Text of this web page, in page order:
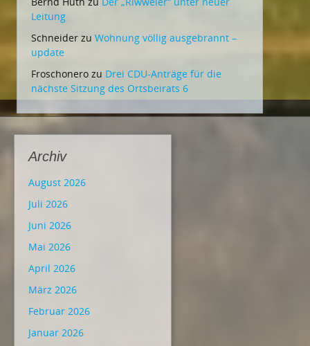
Leitung
Schneider zu Wohnung völlig ausgebrannt –
update
Froschonero zu Drei CDU-Anträge für die
nächste Sitzung des Ortsbeirats 6
Archiv
August 2026
Juli 2026
Juni 2026
Mai 2026
April 2026
März 2026
Februar 2026
Januar 2026